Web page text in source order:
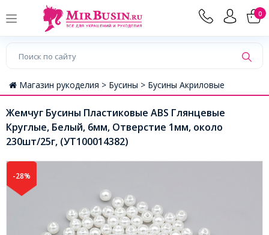
0
Магазин рукоделия > Бусины > Бусины Акриловые
Жемчуг Бусины Пластиковые ABS Глянцевые
Круглые, Белый, 6мм, Отверстие 1мм, около
230шт/25г, (УТ100014382)
-28%